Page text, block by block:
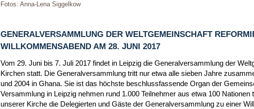
Fotos: Anna-Lena Siggelkow
GENERALVERSAMMLUNG DER WELTGEMEINSCHAFT
WILLKOMMENSABEND AM 28. JUNI 2017
Vom 29. Juni bis 7. Juli 2017 findet in Leipzig die Generalversammlung der
Kirchen statt. Die Generalversammlung tritt nur etwa alle sieben Jahre
und 2004 in Ghana. Sie ist das höchste beschlussfassende Organ der
Versammlung in Leipzig nehmen rund 1.000 Teilnehmer aus etwa 100 Nationen
unserer Kirche die Delegierten und Gäste der Generalversammlung zu einer